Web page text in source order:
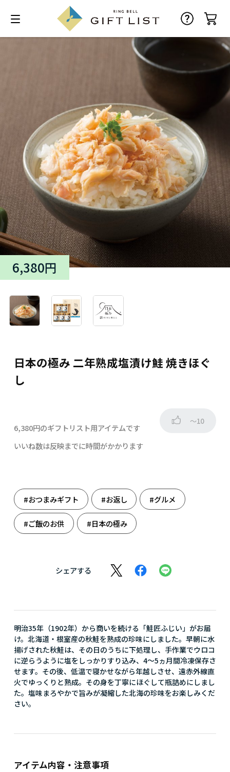
日本の極み 二年熟成塩漬け鮭 焼きほぐ
し
6,380円
6,380円のギフトリスト用アイテムです
～10
いいね数は反映までに時間がかかります
#おつまみギフト #お返し #グルメ
#ご飯のお供 #日本の極み
シェアする
明治35年（1902年）から商いを続ける「鮭匠ふじい」がお届
け。北海道・根室産の秋鮭を熟成の珍味にしました。早朝に水
揚げされた秋鮭は、その日のうちに下処理し、手作業でウロコ
に逆らうように塩をしっかりすり込み、4～5ヵ月間冷凍保存さ
せます。その後、低温で寝かせながら年越しさせ、遠赤外線直
火でゆっくりと熟成。その身を丁寧にほぐして瓶詰めにしまし
た。塩味まろやかで旨みが凝縮した北海の珍味をお楽しみくだ
さい。
アイテム内容・注意事項